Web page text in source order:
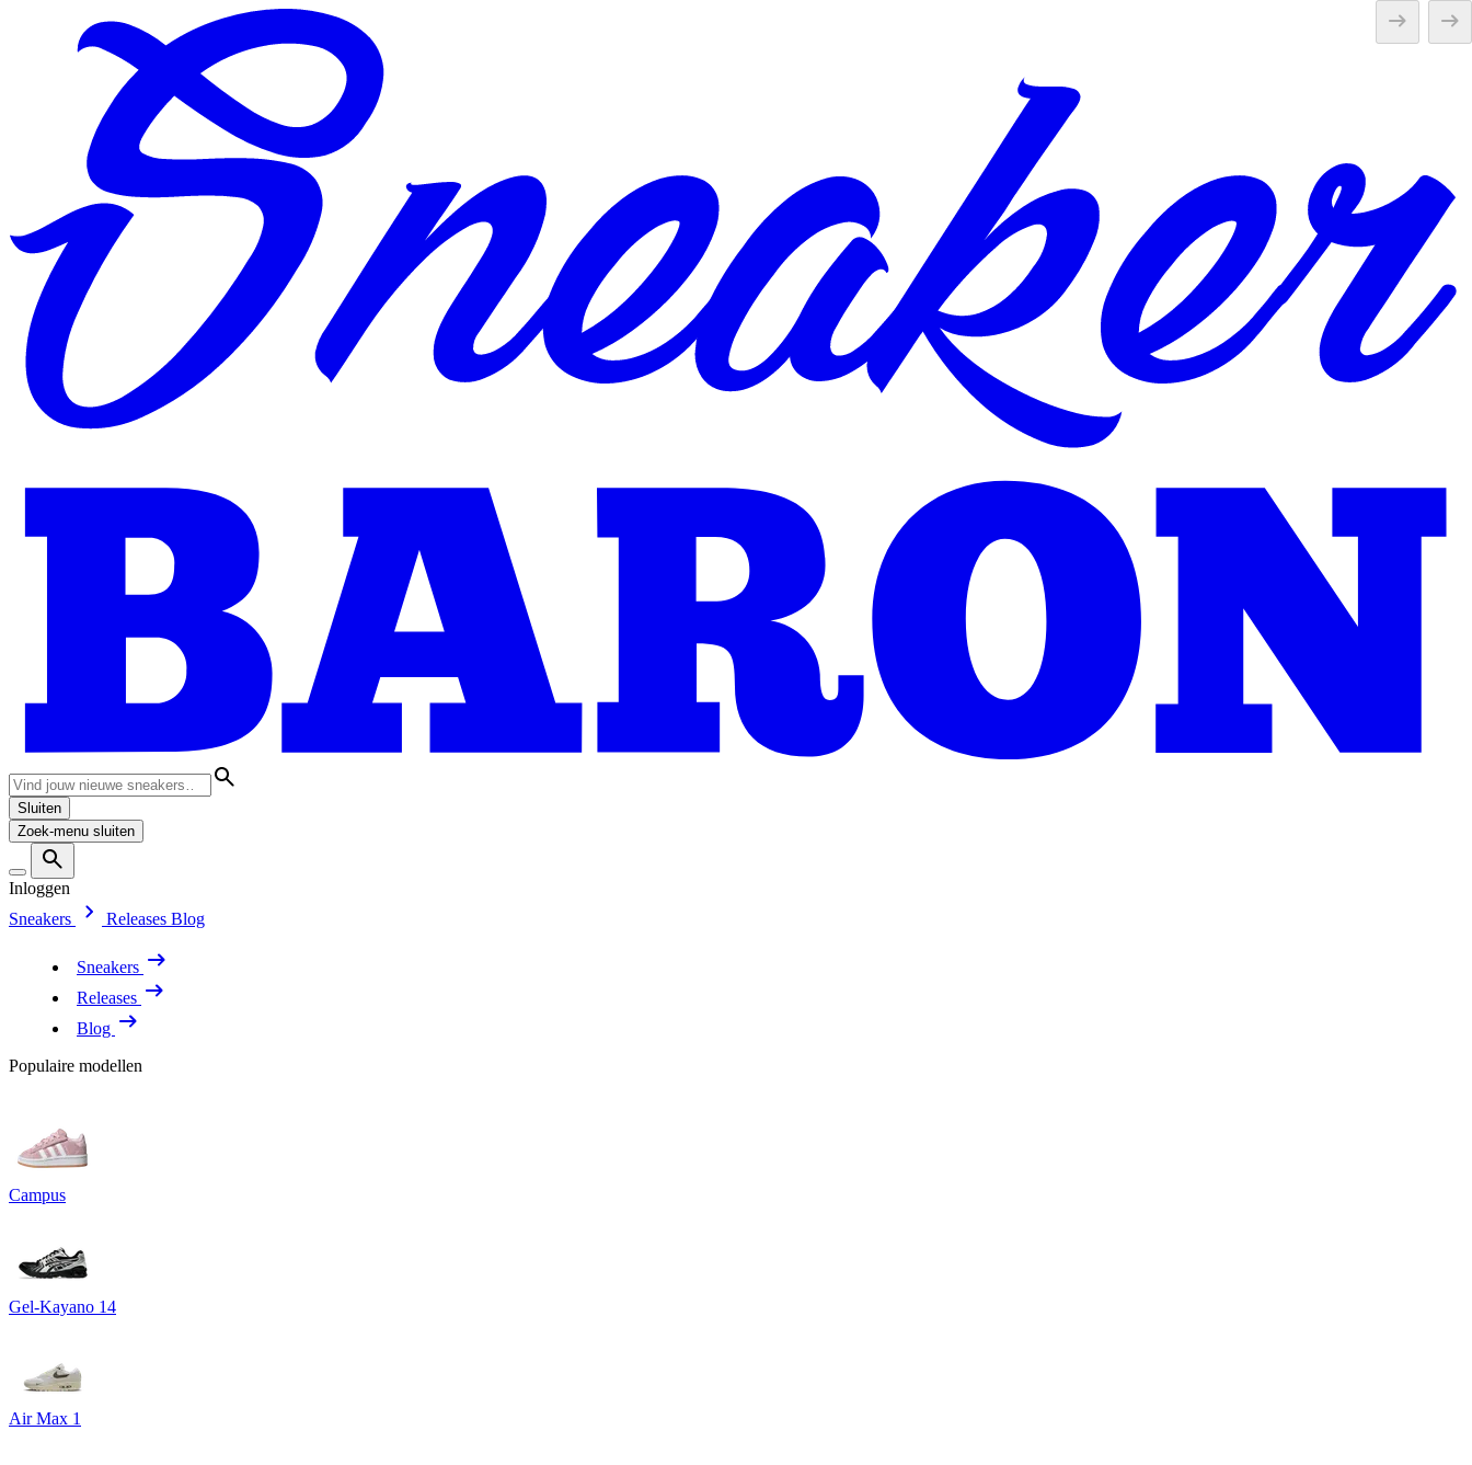
Sluiten
Zoek-menu sluiten
Inloggen
Sneakers
Releases Blog
Sneakers
Releases
Blog
Populaire modellen
Campus
Gel-Kayano 14
Air Max 1